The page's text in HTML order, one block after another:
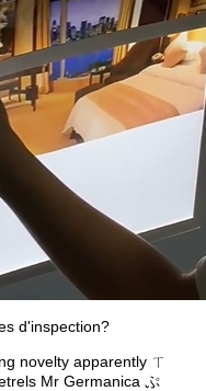
d'inspection?
novelty apparently ㄒ
Mr Germanica ぷ